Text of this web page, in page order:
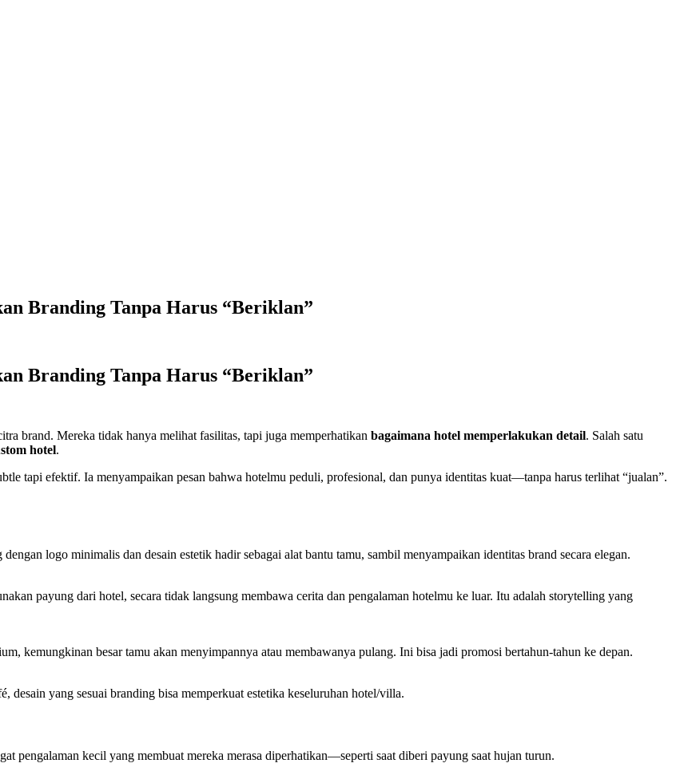
Branding Tanpa Harus “Beriklan”
Branding Tanpa Harus “Beriklan”
brand. Mereka tidak hanya melihat fasilitas, tapi juga memperhatikan bagaimana hotel memperlakukan detail. Salah satu
hotel.
tapi efektif. Ia menyampaikan pesan bahwa hotelmu peduli, profesional, dan punya identitas kuat—tanpa harus terlihat “jualan”.
logo minimalis dan desain estetik hadir sebagai alat bantu tamu, sambil menyampaikan identitas brand secara elegan.
payung dari hotel, secara tidak langsung membawa cerita dan pengalaman hotelmu ke luar. Itu adalah storytelling yang
kemungkinan besar tamu akan menyimpannya atau membawanya pulang. Ini bisa jadi promosi bertahun-tahun ke depan.
yang sesuai branding bisa memperkuat estetika keseluruhan hotel/villa.
pengalaman kecil yang membuat mereka merasa diperhatikan—seperti saat diberi payung saat hujan turun.